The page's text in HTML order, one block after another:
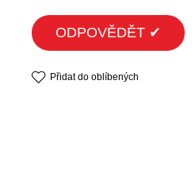
ODPOVĚDĚT ✔
Přidat do oblíbených